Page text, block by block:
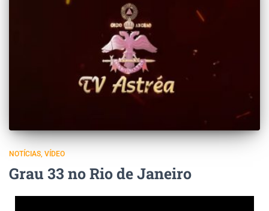
NOTÍCIAS VÍDEO
Grau 33 no Rio de Janeiro